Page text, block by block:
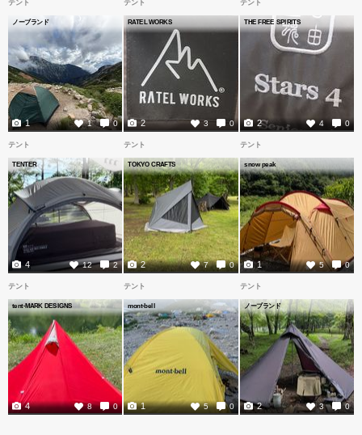
テント
ノーブランド
1 0
1
テント
RATEL WORKS
3 0
2
テント
THE FREE SPIRITS
4 0
2
テント
TENTER
12 2
4
テント
TOKYO CRAFTS
7 0
2
テント
snow peak
5 0
1
テント
tent-MARK DESIGNS
8 0
4
テント
mont-bell
5 0
1
テント
ノーブランド
3 0
2